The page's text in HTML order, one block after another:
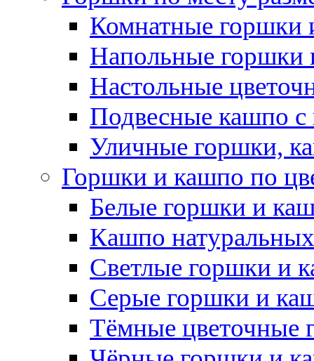
Комнатные горшки
Напольные горшки
Настольные
Подвесные кашпо с
Уличные горшки,
Горшки и кашпо по
Белые горшки и
Кашпо
Светлые горшки и
Серые горшки и
Тёмные цветочные